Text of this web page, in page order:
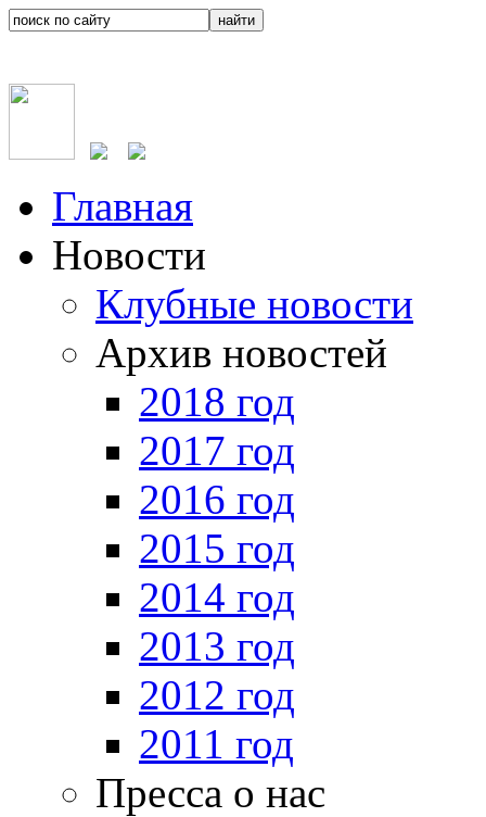
Главная
Новости
Клубные новости
Архив новостей
2018 год
2017 год
2016 год
2015 год
2014 год
2013 год
2012 год
2011 год
Пресса о нас